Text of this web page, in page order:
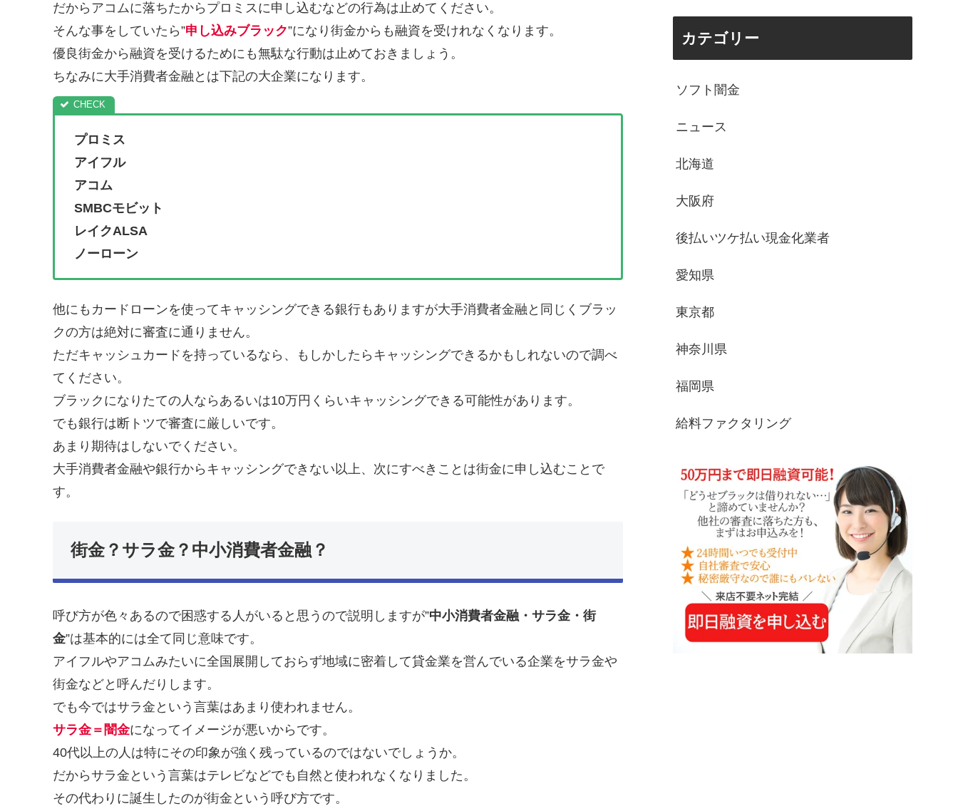
だからアコムに落ちたからプロミスに申し込むなどの行為は止めてください。
そんな事をしていたら”申し込みブラック”になり街金からも融資を受けれなくなります。
優良街金から融資を受けるためにも無駄な行動は止めておきましょう。
ちなみに大手消費者金融とは下記の大企業になります。
プロミス
アイフル
アコム
SMBCモビット
レイクALSA
ノーローン
他にもカードローンを使ってキャッシングできる銀行もありますが大手消費者金融と同じくブラッ
クの方は絶対に審査に通りません。
ただキャッシュカードを持っているなら、もしかしたらキャッシングできるかもしれないので調べ
てください。
ブラックになりたての人ならあるいは10万円くらいキャッシングできる可能性があります。
でも銀行は断トツで審査に厳しいです。
あまり期待はしないでください。
大手消費者金融や銀行からキャッシングできない以上、次にすべきことは街金に申し込むことで
す。
街金？サラ金？中小消費者金融？
呼び方が色々あるので困惑する人がいると思うので説明しますが”中小消費者金融・サラ金・街
金”は基本的には全て同じ意味です。
アイフルやアコムみたいに全国展開しておらず地域に密着して貸金業を営んでいる企業をサラ金や
街金などと呼んだりします。
でも今ではサラ金という言葉はあまり使われません。
サラ金＝闇金になってイメージが悪いからです。
40代以上の人は特にその印象が強く残っているのではないでしょうか。
だからサラ金という言葉はテレビなどでも自然と使われなくなりました。
その代わりに誕生したのが街金という呼び方です。
カテゴリー
ソフト闇金
ニュース
北海道
大阪府
後払いツケ払い現金化業者
愛知県
東京都
神奈川県
福岡県
給料ファクタリング